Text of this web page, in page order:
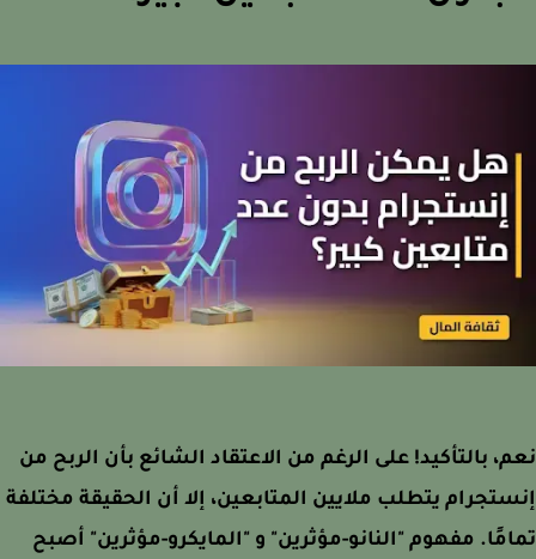
بالتأكيد! على الرغم من الاعتقاد الشائع بأن الربح من
يتطلب ملايين المتابعين، إلا أن الحقيقة مختلفة
مفهوم "النانو-مؤثرين" و "المايكرو-مؤثرين" أصبح